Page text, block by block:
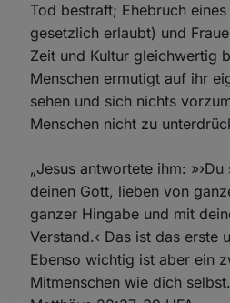
Tod bestraft; Ehebruch
gesetzlich erlaubt) und
Zeit und Kultur gleichwertig
Menschen ermutigt auf ihr
sehen und sich nichts
Menschen nicht zu
„Jesus antwortete ihm:
deinen Gott, lieben von
ganzer Hingabe und mit
Verstand.‹ Das ist das erste
Ebenso wichtig ist aber ein
Mitmenschen wie dich